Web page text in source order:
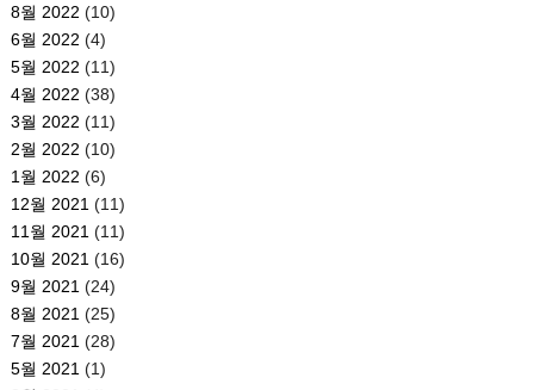
8월 2022 (10)
6월 2022 (4)
5월 2022 (11)
4월 2022 (38)
3월 2022 (11)
2월 2022 (10)
1월 2022 (6)
12월 2021 (11)
11월 2021 (11)
10월 2021 (16)
9월 2021 (24)
8월 2021 (25)
7월 2021 (28)
5월 2021 (1)